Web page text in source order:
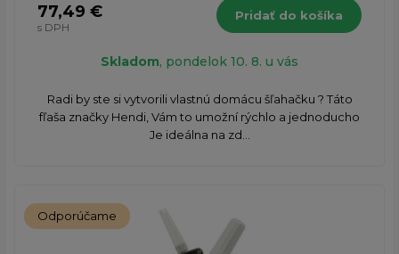
77,49 €
s DPH
Pridať do košíka
Skladom, pondelok 10. 8. u vás
Radi by ste si vytvorili vlastnú domácu šľahačku ? Táto
fľaša značky Hendi, Vám to umožní rýchlo a jednoducho
Je ideálna na zd...
Odporúčame